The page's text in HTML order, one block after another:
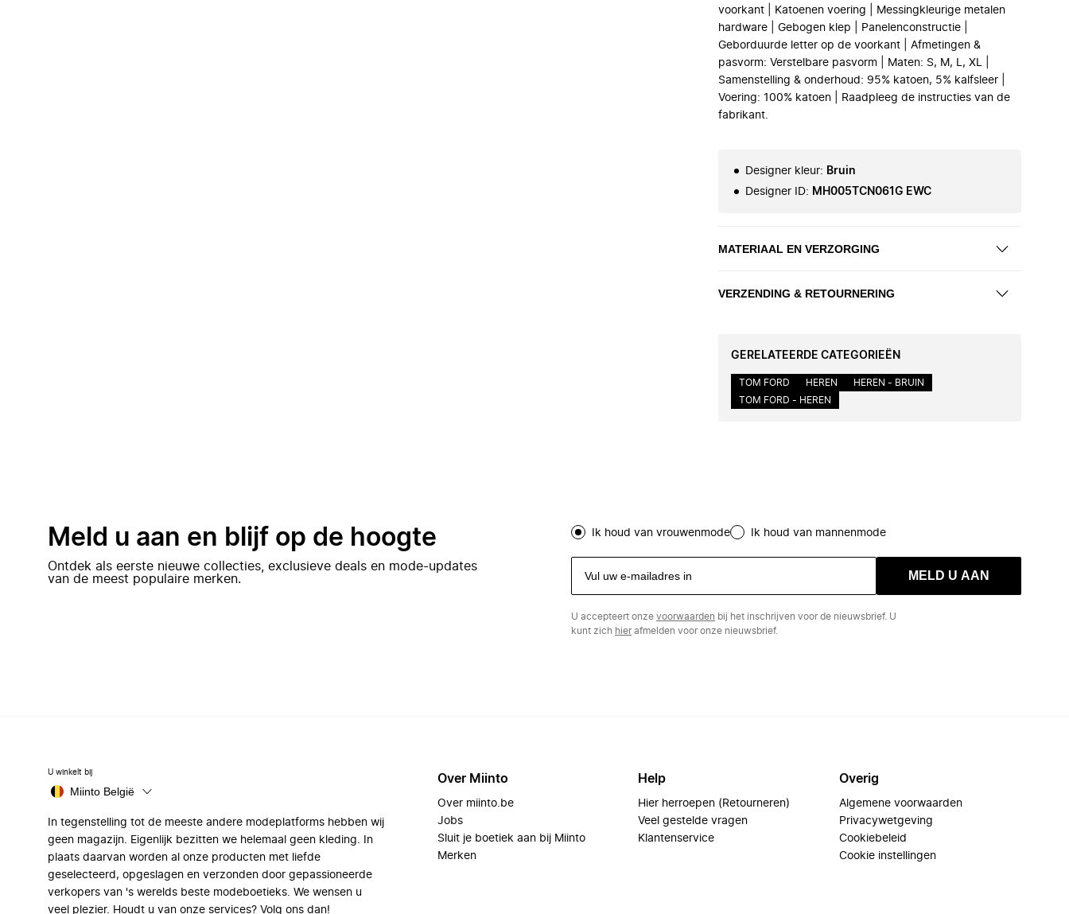
voorkant | Katoenen voering | Messingkleurige metalen
hardware | Gebogen klep | Panelenconstructie |
Geborduurde letter op de voorkant | Afmetingen &
pasvorm: Verstelbare pasvorm | Maten: S, M, L, XL |
Samenstelling & onderhoud: 95% katoen, 5% kalfsleer |
Voering: 100% katoen | Raadpleeg de instructies van de
fabrikant.
Designer kleur: Bruin
Designer ID: MH005TCN061G EWC
MATERIAAL EN VERZORGING
VERZENDING & RETOURNERING
GERELATEERDE CATEGORIEËN
TOM FORD HEREN
HEREN - BRUIN
TOM FORD - HEREN
Meld u aan en blijf op de hoogte
Ontdek als eerste nieuwe collecties, exclusieve deals en mode-updates
van de meest populaire merken.
Ik houd van vrouwenmode Ik houd van mannenmode
MELD U AAN
U accepteert onze voorwaarden bij het inschrijven voor de nieuwsbrief. U
kunt zich hierafmelden voor onze nieuwsbrief.
U winkelt bij
Miinto België
In tegenstelling tot de meeste andere modeplatforms hebben wij
geen magazijn. Eigenlijk bezitten we helemaal geen kleding. In
plaats daarvan worden al onze producten met liefde
geselecteerd, opgeslagen en verzonden door gepassioneerde
verkopers van 's werelds beste modeboetieks. We wensen u
veel plezier. Houdt u van onze services? Volg ons dan!
Over Miinto
Over miinto.be
Jobs
Sluit je boetiek aan bij Miinto
Merken
Help
Hier herroepen (Retourneren)
Veel gestelde vragen
Klantenservice
Overig
Algemene voorwaarden
Privacywetgeving
Cookiebeleid
Cookie instellingen